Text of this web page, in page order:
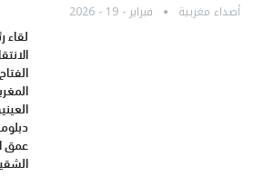
أصداء مغربية فبراير - 19 - 2026
عمق